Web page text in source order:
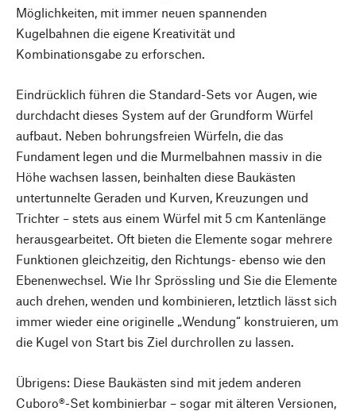
Möglichkeiten, mit immer neuen spannenden
Kugelbahnen die eigene Kreativität und
Kombinationsgabe zu erforschen.
Eindrücklich führen die Standard-Sets vor Augen, wie
durchdacht dieses System auf der Grundform Würfel
aufbaut. Neben bohrungsfreien Würfeln, die das
Fundament legen und die Murmelbahnen massiv in die
Höhe wachsen lassen, beinhalten diese Baukästen
untertunnelte Geraden und Kurven, Kreuzungen und
Trichter – stets aus einem Würfel mit 5 cm Kantenlänge
herausgearbeitet. Oft bieten die Elemente sogar mehrere
Funktionen gleichzeitig, den Richtungs- ebenso wie den
Ebenenwechsel. Wie Ihr Sprössling und Sie die Elemente
auch drehen, wenden und kombinieren, letztlich lässt sich
immer wieder eine originelle „Wendung“ konstruieren, um
die Kugel von Start bis Ziel durchrollen zu lassen.
Übrigens: Diese Baukästen sind mit jedem anderen
Cuboro®-Set kombinierbar – sogar mit älteren Versionen,